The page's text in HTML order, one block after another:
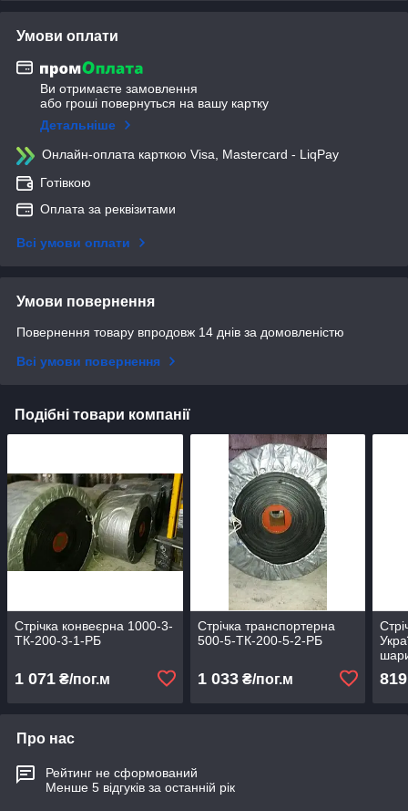
Умови оплати
Ви отримаєте замовлення
або гроші повернуться на вашу картку
Детальніше
Онлайн-оплата карткою Visa, Mastercard - LiqPay
Готівкою
Оплата за реквізитами
Всі умови оплати
Умови повернення
Повернення товару впродовж 14 днів за домовленістю
Всі умови повернення
Подібні товари компанії
Стрічка конвеєрна 1000-3-
ТК-200-3-1-РБ
1 071 ₴/пог.м
Стрічка транспортерна
500-5-ТК-200-5-2-РБ
1 033₴/пог.м 819
Про нас
Рейтинг не сформований
Менше 5 відгуків за останній рік